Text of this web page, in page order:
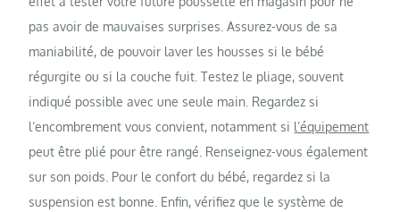
pas avoir de mauvaises surprises. Assurez-vous de sa
maniabilité, de pouvoir laver les housses si le bébé
régurgite ou si la couche fuit. Testez le pliage, souvent
indiqué possible avec une seule main. Regardez si
l’encombrement vous convient, notamment si l’équipement
peut être plié pour être rangé. Renseignez-vous également
sur son poids. Pour le confort du bébé, regardez si la
suspension est bonne. Enfin, vérifiez que le système de